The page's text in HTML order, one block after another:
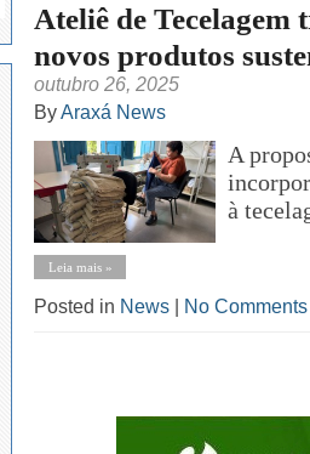
Ateliê de Tecelagem
novos produtos
outubro 26, 2025
ByAraxá News
A
à
Leia mais »
Posted in News No